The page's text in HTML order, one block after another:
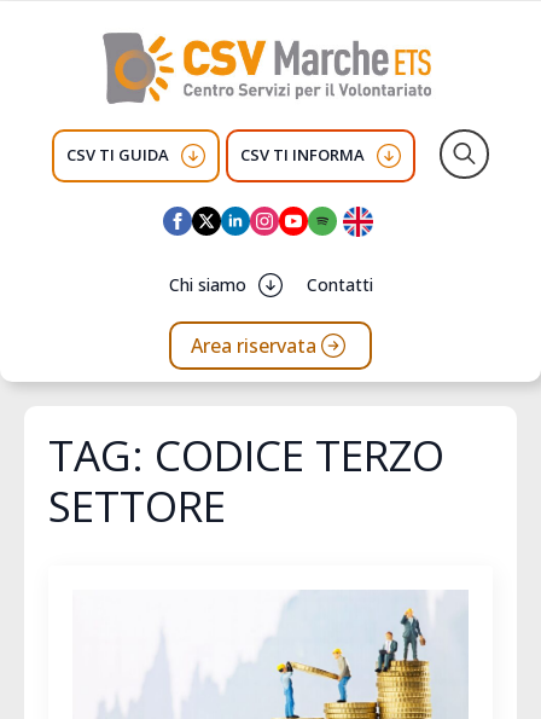
CSV TI GUIDA CSV TI INFORMA
Chi siamo Contatti
Area riservata
TAG: CODICE TERZO
SETTORE